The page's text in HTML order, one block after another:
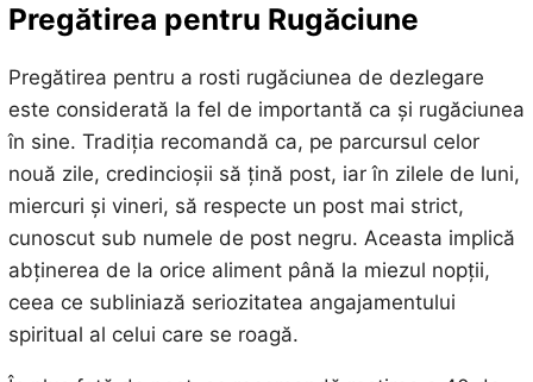
Pregătirea pentru Rugăciune
Pregătirea pentru a rosti rugăciunea de dezlegare
este considerată la fel de importantă ca și rugăciunea
în sine. Tradiția recomandă ca, pe parcursul celor
nouă zile, credincioșii să țină post, iar în zilele de luni,
miercuri și vineri, să respecte un post mai strict,
cunoscut sub numele de post negru. Aceasta implică
abținerea de la orice aliment până la miezul nopții,
ceea ce subliniază seriozitatea angajamentului
spiritual al celui care se roagă.